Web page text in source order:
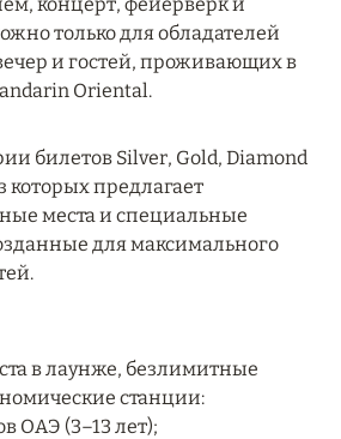
SEASONS RESORT
BEACH ПО ЛУЧШИМ
И FB
только для обладателей
и гостей, проживающих в
Oriental.
билетов Silver, Gold, Diamond
которых предлагает
места и специальные
для максимального
в лаунже, безлимитные
станции:
ОАЭ (3–13 лет);